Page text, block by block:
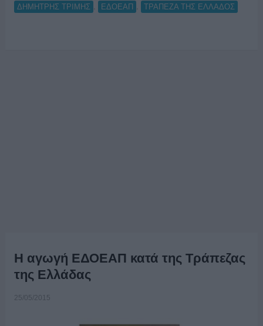
ΔΗΜΗΤΡΗΣ ΤΡΙΜΗΣ
ΕΔΟΕΑΠ ΤΡΑΠΕΖΑ ΤΗΣ ΕΛΛΑΔΟΣ
Η αγωγή ΕΔΟΕΑΠ κατά της Τράπεζας
της Ελλάδας
25/05/2015